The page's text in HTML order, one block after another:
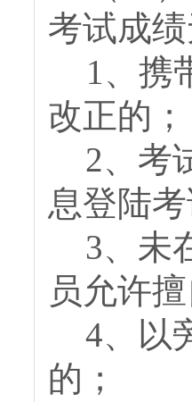
考试成
1、携
改正的；
2、考
息登陆
3、未
员允许
4、以
的；